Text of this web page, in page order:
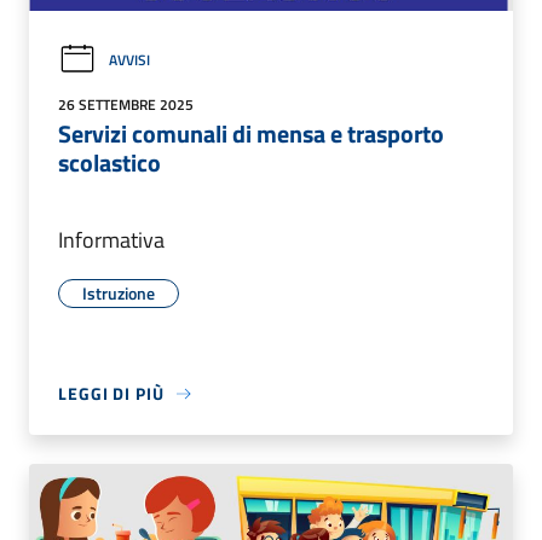
AVVISI
26 SETTEMBRE 2025
Servizi comunali di mensa e trasporto
scolastico
Informativa
Istruzione
LEGGI DI PIÙ